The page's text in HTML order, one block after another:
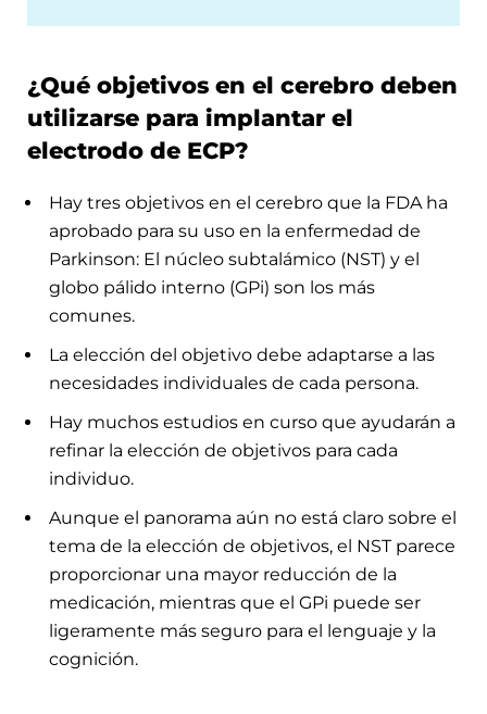
¿Qué objetivos en el cerebro deben
utilizarse para implantar el
electrodo de ECP?
Hay tres objetivos en el cerebro que la FDA ha
aprobado para su uso en la enfermedad de
Parkinson: El núcleo subtalámico (NST) y el
globo pálido interno (GPi) son los más
comunes.
La elección del objetivo debe adaptarse a las
necesidades individuales de cada persona.
Hay muchos estudios en curso que ayudarán a
refinar la elección de objetivos para cada
individuo.
Aunque el panorama aún no está claro sobre el
tema de la elección de objetivos, el NST parece
proporcionar una mayor reducción de la
medicación, mientras que el GPi puede ser
ligeramente más seguro para el lenguaje y la
cognición.